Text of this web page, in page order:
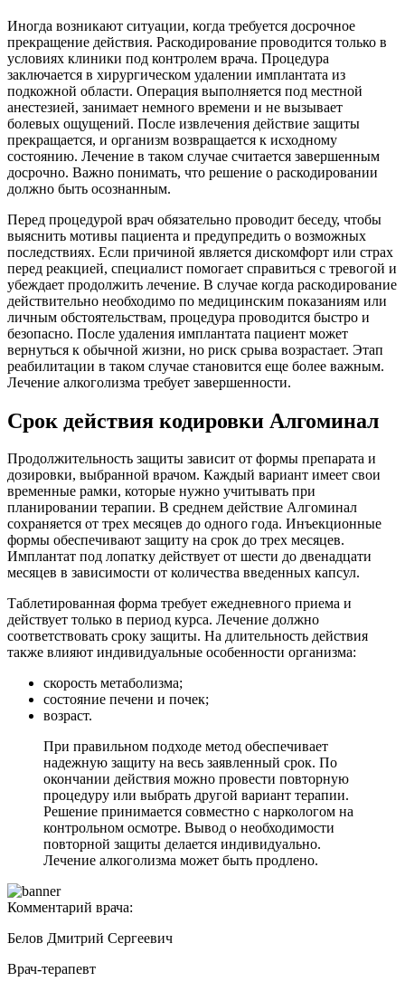
Иногда возникают ситуации, когда требуется досрочное
прекращение действия. Раскодирование проводится только в
условиях клиники под контролем врача. Процедура
заключается в хирургическом удалении имплантата из
подкожной области. Операция выполняется под местной
анестезией, занимает немного времени и не вызывает
болевых ощущений. После извлечения действие защиты
прекращается, и организм возвращается к исходному
состоянию. Лечение в таком случае считается завершенным
досрочно. Важно понимать, что решение о раскодировании
должно быть осознанным.
Перед процедурой врач обязательно проводит беседу, чтобы
выяснить мотивы пациента и предупредить о возможных
последствиях. Если причиной является дискомфорт или страх
перед реакцией, специалист помогает справиться с тревогой и
убеждает продолжить лечение. В случае когда раскодирование
действительно необходимо по медицинским показаниям или
личным обстоятельствам, процедура проводится быстро и
безопасно. После удаления имплантата пациент может
вернуться к обычной жизни, но риск срыва возрастает. Этап
реабилитации в таком случае становится еще более важным.
Лечение алкоголизма требует завершенности.
Срок действия кодировки Алгоминал
Продолжительность защиты зависит от формы препарата и
дозировки, выбранной врачом. Каждый вариант имеет свои
временные рамки, которые нужно учитывать при
планировании терапии. В среднем действие Алгоминал
сохраняется от трех месяцев до одного года. Инъекционные
формы обеспечивают защиту на срок до трех месяцев.
Имплантат под лопатку действует от шести до двенадцати
месяцев в зависимости от количества введенных капсул.
Таблетированная форма требует ежедневного приема и
действует только в период курса. Лечение должно
соответствовать сроку защиты. На длительность действия
также влияют индивидуальные особенности организма:
скорость метаболизма;
состояние печени и почек;
возраст.
При правильном подходе метод обеспечивает
надежную защиту на весь заявленный срок. По
окончании действия можно провести повторную
процедуру или выбрать другой вариант терапии.
Решение принимается совместно с наркологом на
контрольном осмотре. Вывод о необходимости
повторной защиты делается индивидуально.
Лечение алкоголизма может быть продлено.
Комментарий врача:
Белов Дмитрий Сергеевич
Врач-терапевт